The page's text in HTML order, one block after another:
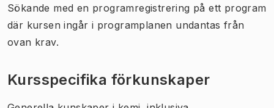
Sökande med en programregistrering på ett program
där kursen ingår i programplanen undantas från
ovan krav.
Kursspecifika förkunskaper